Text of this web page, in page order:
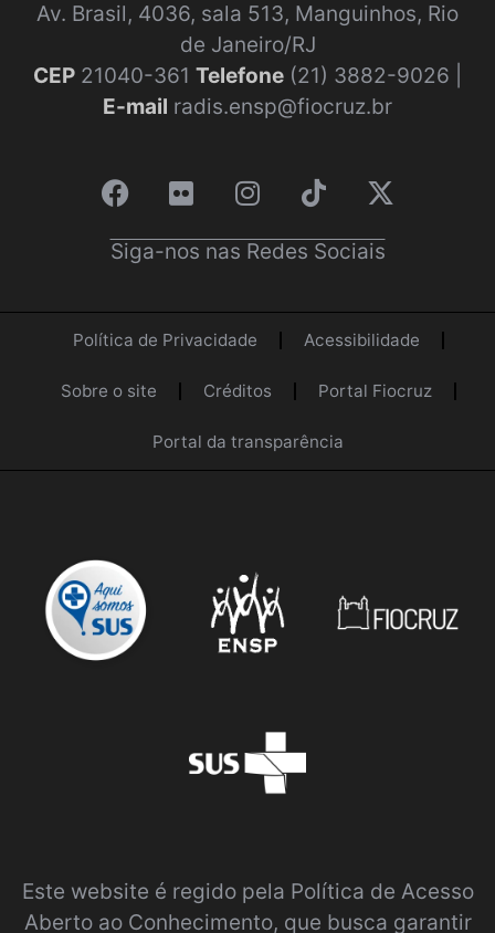
Av. Brasil, 4036, sala 513, Manguinhos, Rio
de Janeiro/RJ
CEP 21040-361 Telefone (21) 3882-9026 |
E-mail radis.ensp@fiocruz.br
Siga-nos nas Redes Sociais
Política de Privacidade Acessibilidade
Sobre o site Créditos Portal Fiocruz
Portal da transparência
Este website é regido pela Política de Acesso
Aberto ao Conhecimento, que busca garantir